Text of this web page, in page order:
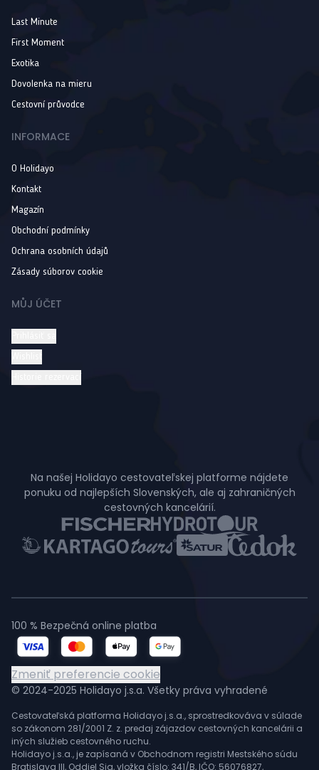
Last Minute
First Moment
Exotika
Dovolenka na mieru
Cestovní průvodce
INFORMACE
O Holidayo
Kontakt
Magazín
Obchodní podmínky
Ochrana osobních údajů
Zásady súborov cookie
MŮJ ÚČET
Na našej Holidayo cestovateľskej platforme nájdete
ponuku od najlepších Slovenských, ale aj zahraničných
cestovných kancelárií.
© 2024-2025 Holidayo j.s.a. Všetky práva vyhradené
Cestovateľská platforma Holidayo j.s.a., sprostredkováva v súlade
so zákonom 281/2001 Z. z. predaj zájazdov cestovných kancelárii a
iných služieb cestovného ruchu.
Holidayo j.s.a., je zapísaná v Obchodnom registri Mestského súdu
Bratislava III, Oddiel Sja, vložka číslo: 341/B, IČO: 56076827,
100 % Bezpečná online platba
Zmeniť preferencie cookie